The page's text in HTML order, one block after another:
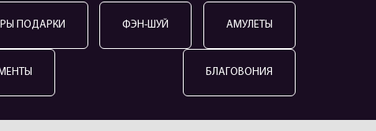
ПОДАРКИ ФЭН-ШУЙ АМУЛЕТЫ
БЛАГОВОНИЯ